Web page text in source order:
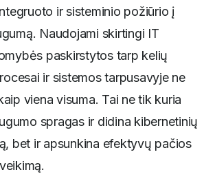
ir sisteminio požiūrio į
Naudojami skirtingi IT
paskirstytos tarp kelių
ir sistemos tarpusavyje ne
viena visuma. Tai ne tik kuria
spragas ir didina kibernetinių
bet ir apsunkina efektyvų pačios